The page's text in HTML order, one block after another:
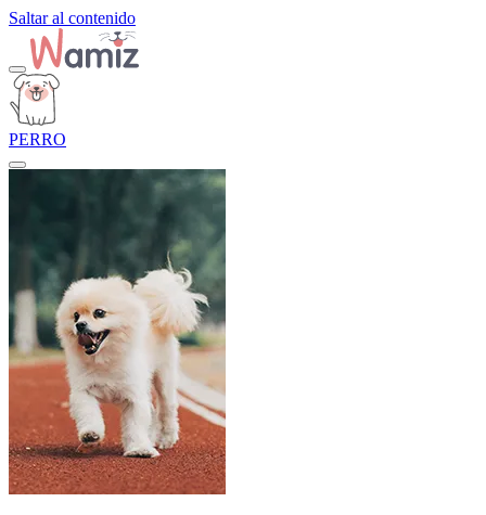
Saltar al contenido
PERRO